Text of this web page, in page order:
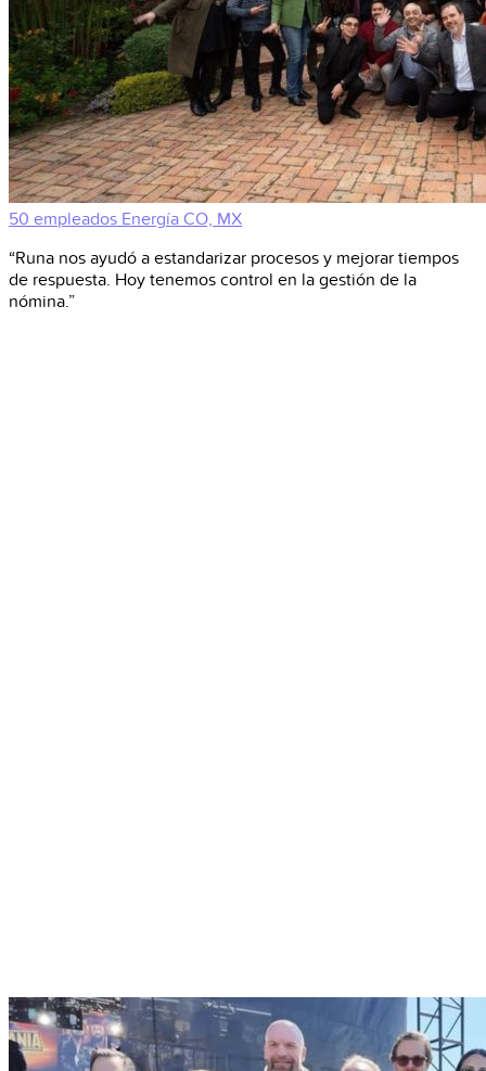
50 empleados Energía CO, MX
“Runa nos ayudó a estandarizar procesos y mejorar tiempos
de respuesta. Hoy tenemos control en la gestión de la
nómina.”